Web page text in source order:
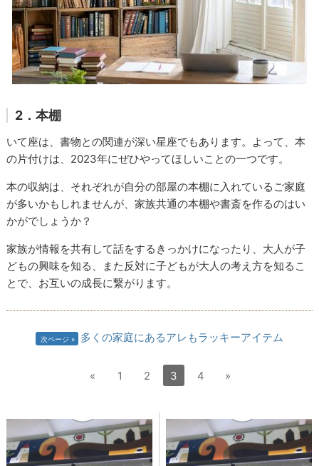
2．本棚
いて座は、書物との関連が深い星座でもあります。よって、本
の片付けは、2023年にぜひやってほしいことの一つです。
本の収納は、それぞれが自分の部屋の本棚に入れているご家庭
が多いかもしれませんが、家族共通の本棚や書斎を作るのはい
かがでしょうか？
家族が情報を共有して話をするきっかけになったり、大人が子
どもの興味を知る、また反対に子どもが大人の考え方を知るこ
とで、お互いの成長に繋がります。
次ページ 多くの家庭にあるアレもラッキーアイテム
« 1 2 3 4 »